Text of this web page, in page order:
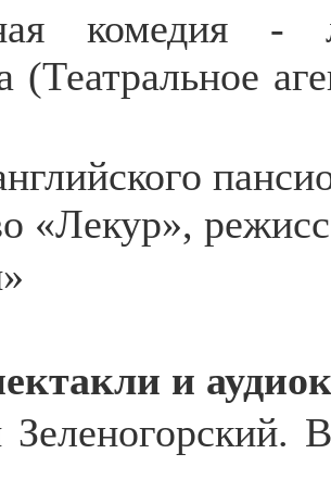
комедия -
(Театральное
«Лекур»,
и